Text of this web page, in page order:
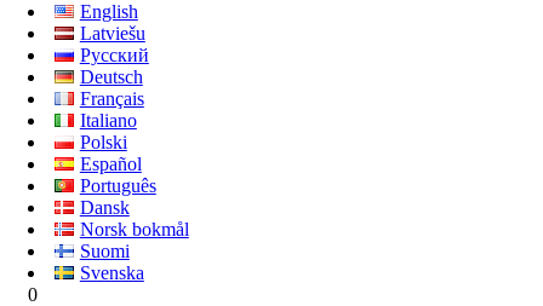
English
Latviešu
Русский
Deutsch
Français
Italiano
Polski
Español
Português
Dansk
Norsk bokmål
Suomi
Svenska
0